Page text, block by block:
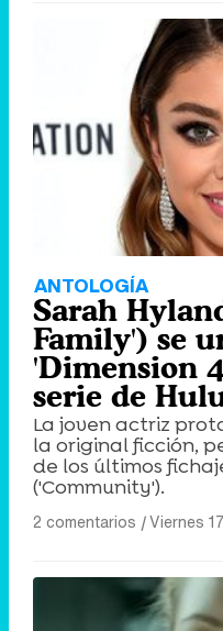
ANTOLOGÍA
Sarah
Family') se
'Dimension
serie de
La joven actriz
la original ficción,
de los últimos
('Community').
2 comentarios |Viernes